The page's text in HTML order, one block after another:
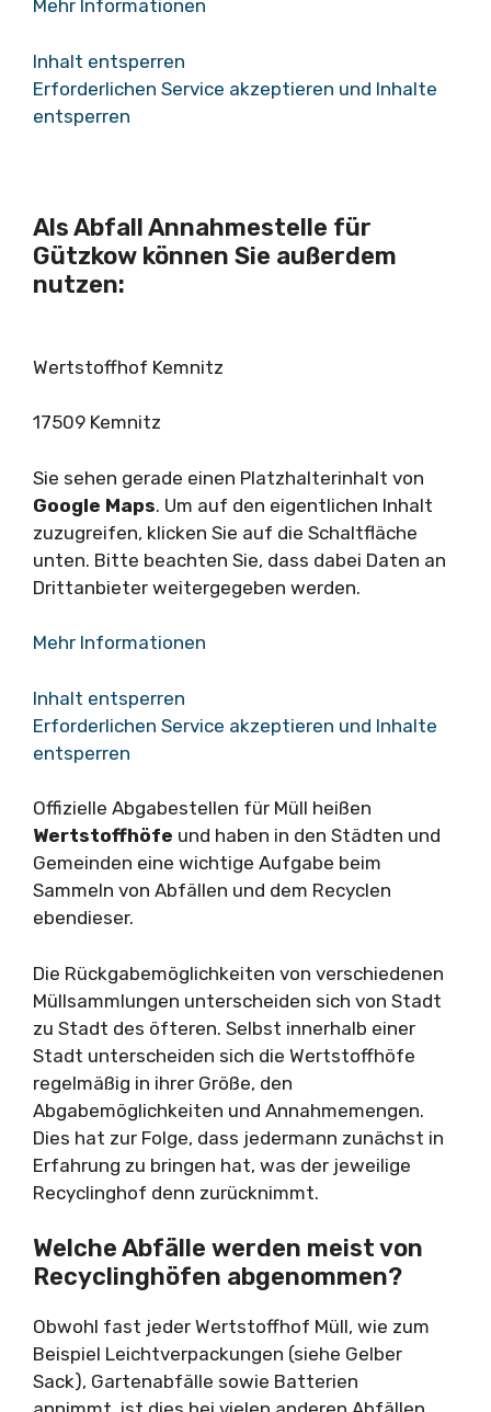
Mehr Informationen
Inhalt entsperren
Erforderlichen Service akzeptieren und Inhalte
entsperren
Als Abfall Annahmestelle für
Gützkow können Sie außerdem
nutzen:
Wertstoffhof Kemnitz
17509 Kemnitz
Sie sehen gerade einen Platzhalterinhalt von
Google Maps. Um auf den eigentlichen Inhalt
zuzugreifen, klicken Sie auf die Schaltfläche
unten. Bitte beachten Sie, dass dabei Daten an
Drittanbieter weitergegeben werden.
Mehr Informationen
Inhalt entsperren
Erforderlichen Service akzeptieren und Inhalte
entsperren
Offizielle Abgabestellen für Müll heißen
Wertstoffhöfe und haben in den Städten und
Gemeinden eine wichtige Aufgabe beim
Sammeln von Abfällen und dem Recyclen
ebendieser.
Die Rückgabemöglichkeiten von verschiedenen
Müllsammlungen unterscheiden sich von Stadt
zu Stadt des öfteren. Selbst innerhalb einer
Stadt unterscheiden sich die Wertstoffhöfe
regelmäßig in ihrer Größe, den
Abgabemöglichkeiten und Annahmemengen.
Dies hat zur Folge, dass jedermann zunächst in
Erfahrung zu bringen hat, was der jeweilige
Recyclinghof denn zurücknimmt.
Welche Abfälle werden meist von
Recyclinghöfen abgenommen?
Obwohl fast jeder Wertstoffhof Müll, wie zum
Beispiel Leichtverpackungen (siehe Gelber
Sack), Gartenabfälle sowie Batterien